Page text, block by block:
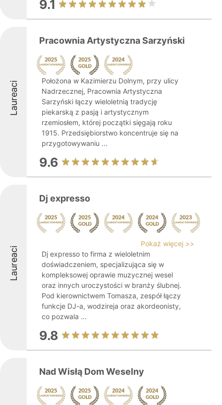
9.1
Laureaci
Pracownia Artystyczna Sarzyński
Położona w Kazimierzu Dolnym, przy ulicy
Nadrzecznej, Pracownia Artystyczna
Sarzyński łączy wieloletnią tradycję
piekarską z pasją i artystycznym
rzemiosłem, której początki sięgają roku
1915. Przedsiębiorstwo koncentruje się na
przygotowywaniu ...
9.6
Laureaci
Dj expresso
Pokaż więcej >>
Dj expresso to firma z wieloletnim
doświadczeniem, specjalizująca się w
kompleksowej oprawie muzycznej wesel
oraz innych uroczystości w branży ślubnej.
Pod kierownictwem Tomasza, zespół łączy
funkcje DJ-a, wodzireja oraz akordeonisty,
co pozwala ...
9.8
Nad Wisłą Dom Weselny